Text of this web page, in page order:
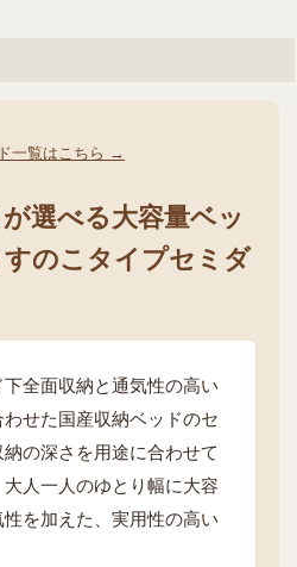
一覧はこちら →
選べる大容量ベッ
すのこタイプセミダ
全面収納と通気性の高い
せた国産収納ベッドのセ
の深さを用途に合わせて
人一人のゆとり幅に大容
を加えた、実用性の高い